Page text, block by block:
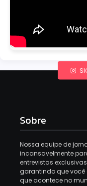
Sobre
Nossa equipe de
incansavelmente
entrevistas
garantindo que você
que acontece no